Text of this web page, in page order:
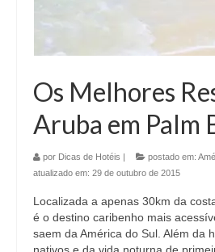
Os Melhores
Aruba em Palm
por Dicas de Hotéis | postado em:
atualizado em: 29 de outubro de 2015
Localizada a apenas 30km da
é o destino caribenho mais
saem da América do Sul. Além da